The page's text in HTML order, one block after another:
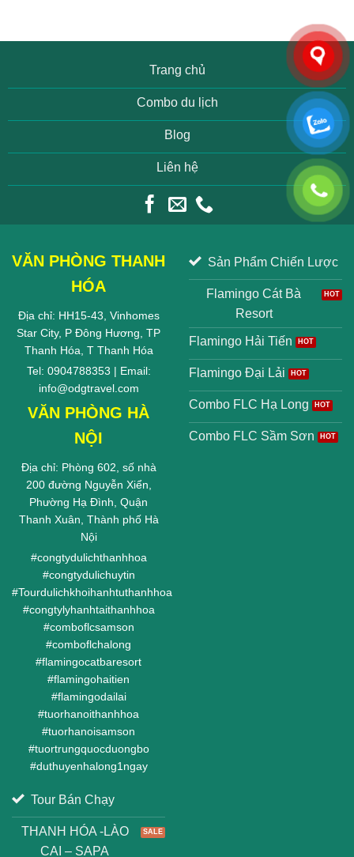
Trang chủ
Combo du lịch
Blog
Liên hệ
VĂN PHÒNG THANH
HÓA
Địa chỉ: HH15-43, Vinhomes
Star City, P Đông Hương, TP
Thanh Hóa, T Thanh Hóa
Tel: 0904788353 | Email:
info@odgtravel.com
VĂN PHÒNG HÀ
NỘI
Địa chỉ: Phòng 602, số nhà
200 đường Nguyễn Xiển,
Phường Hạ Đình, Quận
Thanh Xuân, Thành phố Hà
Nội
#congtydulichthanhhoa
#congtydulichuytin
#Tourdulichkhoihanhtuthanhhoa
#congtylyhanhtaithanhhoa
#comboflcsamson
#comboflchalong
#flamingocatbaresort
#flamingohaitien
#flamingodailai
#tuorhanoithanhhoa
#tuorhanoisamson
#tuortrungquocduongbo
#duthuyenhalong1ngay
Sản Phẩm Chiến Lược
Flamingo Cát Bà
Resort
Flamingo Hải Tiến
Flamingo Đại Lải
Combo FLC Hạ Long
Combo FLC Sầm Sơn
Tour Bán Chạy
THANH HÓA -LÀO
CAI – SAPA